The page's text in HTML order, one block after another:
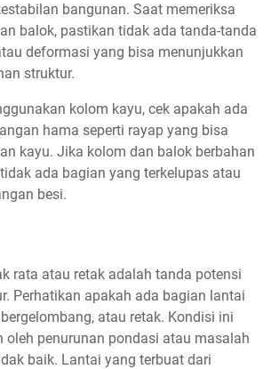
bangunan. Saat memeriksa
balok, pastikan tidak ada tanda-tanda
deformasi yang bisa menunjukkan
struktur.
kolom kayu, cek apakah ada
hama seperti rayap yang bisa
kayu. Jika kolom dan balok berbahan
ada bagian yang terkelupas atau
besi.
rata atau retak adalah tanda potensi
Perhatikan apakah ada bagian lantai
atau retak. Kondisi ini
oleh penurunan pondasi atau masalah
baik. Lantai yang terbuat dari